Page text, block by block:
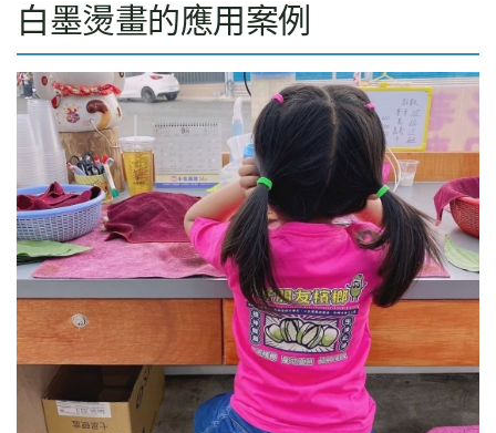
白墨燙畫的應用案例